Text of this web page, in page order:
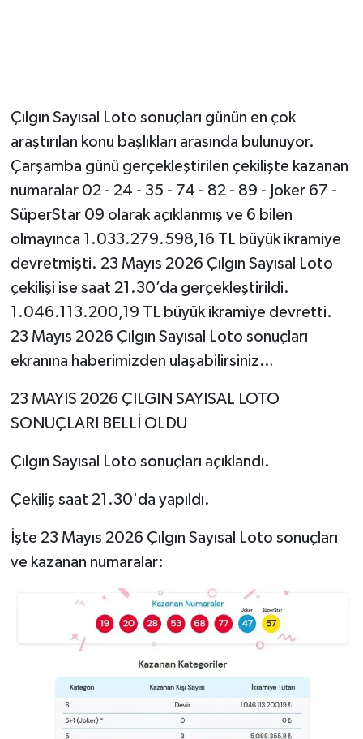
Çılgın Sayısal Loto sonuçları günün en çok
araştırılan konu başlıkları arasında bulunuyor.
Çarşamba günü gerçekleştirilen çekilişte kazanan
numaralar 02 - 24 - 35 - 74 - 82 - 89 - Joker 67 -
SüperStar 09 olarak açıklanmış ve 6 bilen
olmayınca 1.033.279.598,16 TL büyük ikramiye
devretmişti. 23 Mayıs 2026 Çılgın Sayısal Loto
çekilişi ise saat 21.30’da gerçekleştirildi.
1.046.113.200,19 TL büyük ikramiye devretti.
23 Mayıs 2026 Çılgın Sayısal Loto sonuçları
ekranına haberimizden ulaşabilirsiniz…
23 MAYIS 2026 ÇILGIN SAYISAL LOTO
SONUÇLARI BELLİ OLDU
Çılgın Sayısal Loto sonuçları açıklandı.
Çekiliş saat 21.30'da yapıldı.
İşte 23 Mayıs 2026 Çılgın Sayısal Loto sonuçları
ve kazanan numaralar: